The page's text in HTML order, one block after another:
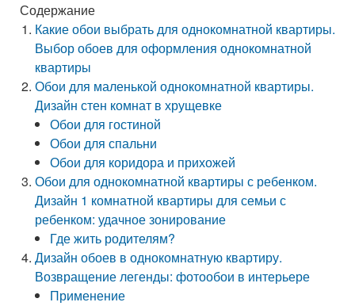
Содержание
Какие обои выбрать для однокомнатной квартиры.
Выбор обоев для оформления однокомнатной
квартиры
Обои для маленькой однокомнатной квартиры.
Дизайн стен комнат в хрущевке
Обои для гостиной
Обои для спальни
Обои для коридора и прихожей
Обои для однокомнатной квартиры с ребенком.
Дизайн 1 комнатной квартиры для семьи с
ребенком: удачное зонирование
Где жить родителям?
Дизайн обоев в однокомнатную квартиру.
Возвращение легенды: фотообои в интерьере
Применение